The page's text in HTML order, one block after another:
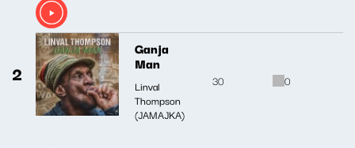
2
Ganja
Man
Linval
Thompson
(JAMAJKA)
30 0